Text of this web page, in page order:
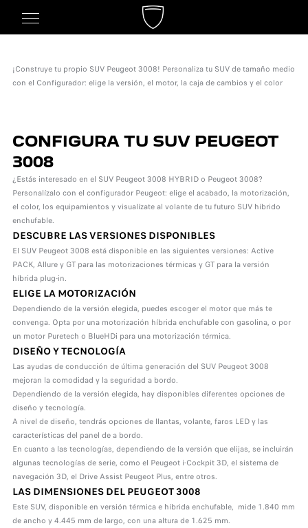
¡Construye tu propio SUV Peugeot 3008! Personaliza tu SUV de tamaño medio
con el Configurador: elige la versión, el motor, la caja de cambios y el color
CONFIGURA TU SUV PEUGEOT
3008
¿Estás interesado en el SUV Peugeot 3008 HYBRID o Peugeot 3008?
Personalízalo con el configurador Peugeot: elige el acabado, la motorización,
el color, los equipamientos y visualízate al volante de tu futuro SUV híbrido
enchufable.
DESCUBRE LAS VERSIONES DISPONIBLES
El SUV Peugeot 3008 está disponible en las siguientes versiones: Active
PACK, Allure y GT para las motorizaciones térmicas y GT para la versión
híbrida plug-in.
ELIGE LA MOTORIZACIÓN
Dependiendo de la versión elegida, puedes escoger el motor que más te
convenga. Opta por una motorización híbrida enchufable con gasolina, o por
un motor Puretech o BlueHDi para una motorización térmica.
DISEÑO Y TECNOLOGÍA
Las ayudas de conducción de última generación del SUV Peugeot 3008
mejoran la comodidad y la seguridad a bordo.
Dependiendo de la versión elegida, hay disponibles diferentes opciones de
diseño y tecnología.
A nivel de diseño, tendrás opciones de llantas, volante, faros LED y las
características del panel de a bordo.
En cuanto a las tecnologías, dependiendo de la versión que elijas, se incluirán
algunas tecnologías de serie, como el Peugeot i-Cockpit 3D, el sistema de
navegación 3D, el Drive Assist Peugeot Plus, entre otros.
LAS DIMENSIONES DEL PEUGEOT 3008
Este SUV, disponible en versión térmica e híbrida enchufable, mide 1.840 mm
de ancho y 4.445 mm de largo, con una altura de 1.625 mm.